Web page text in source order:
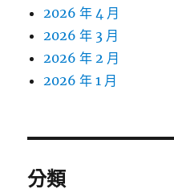
2026 年 4 月
2026 年 3 月
2026 年 2 月
2026 年 1 月
分類